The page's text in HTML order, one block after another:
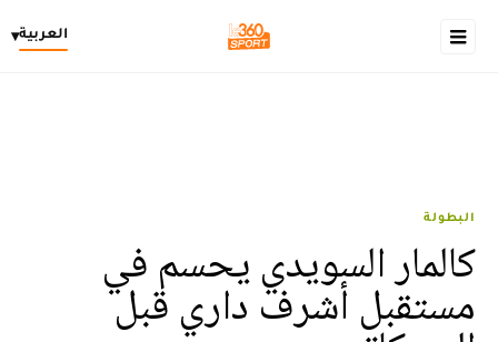
العربية▾
البطولة
كالمار السويدي يحسم في
مستقبل أشرف داري قبل